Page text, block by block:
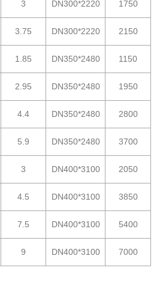
3 DN300*2220 1750
3.75 DN300*2220 2150
1.85 DN350*2480 1150
2.95 DN350*2480 1950
4.4 DN350*2480 2800
5.9 DN350*2480 3700
3 DN400*3100 2050
4.5 DN400*3100 3850
7.5 DN400*3100 5400
9 DN400*3100 7000